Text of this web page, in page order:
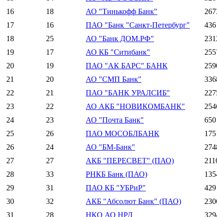
16
18 АО "Тинькофф Банк"
17
16 ПАО "Банк "Санкт-Петербург"
436
18
25 АО "Банк ДОМ.РФ"
19
17 АО КБ "Ситибанк"
20
19 ПАО "АК БАРС" БАНК
21
20 АО "СМП Банк"
22
21 ПАО "БАНК УРАЛСИБ"
23
22 АО АКБ "НОВИКОМБАНК"
24
23 АО "Почта Банк"
650
25
26 ПАО МОСОБЛБАНК
26
24 АО "БМ-Банк"
27
27 АКБ "ПЕРЕСВЕТ" (ПАО)
28
33 РНКБ Банк (ПАО)
29
31 ПАО КБ "УБРиР"
429
30
32 АКБ "Абсолют Банк" (ПАО)
31
28 НКО АО НРД